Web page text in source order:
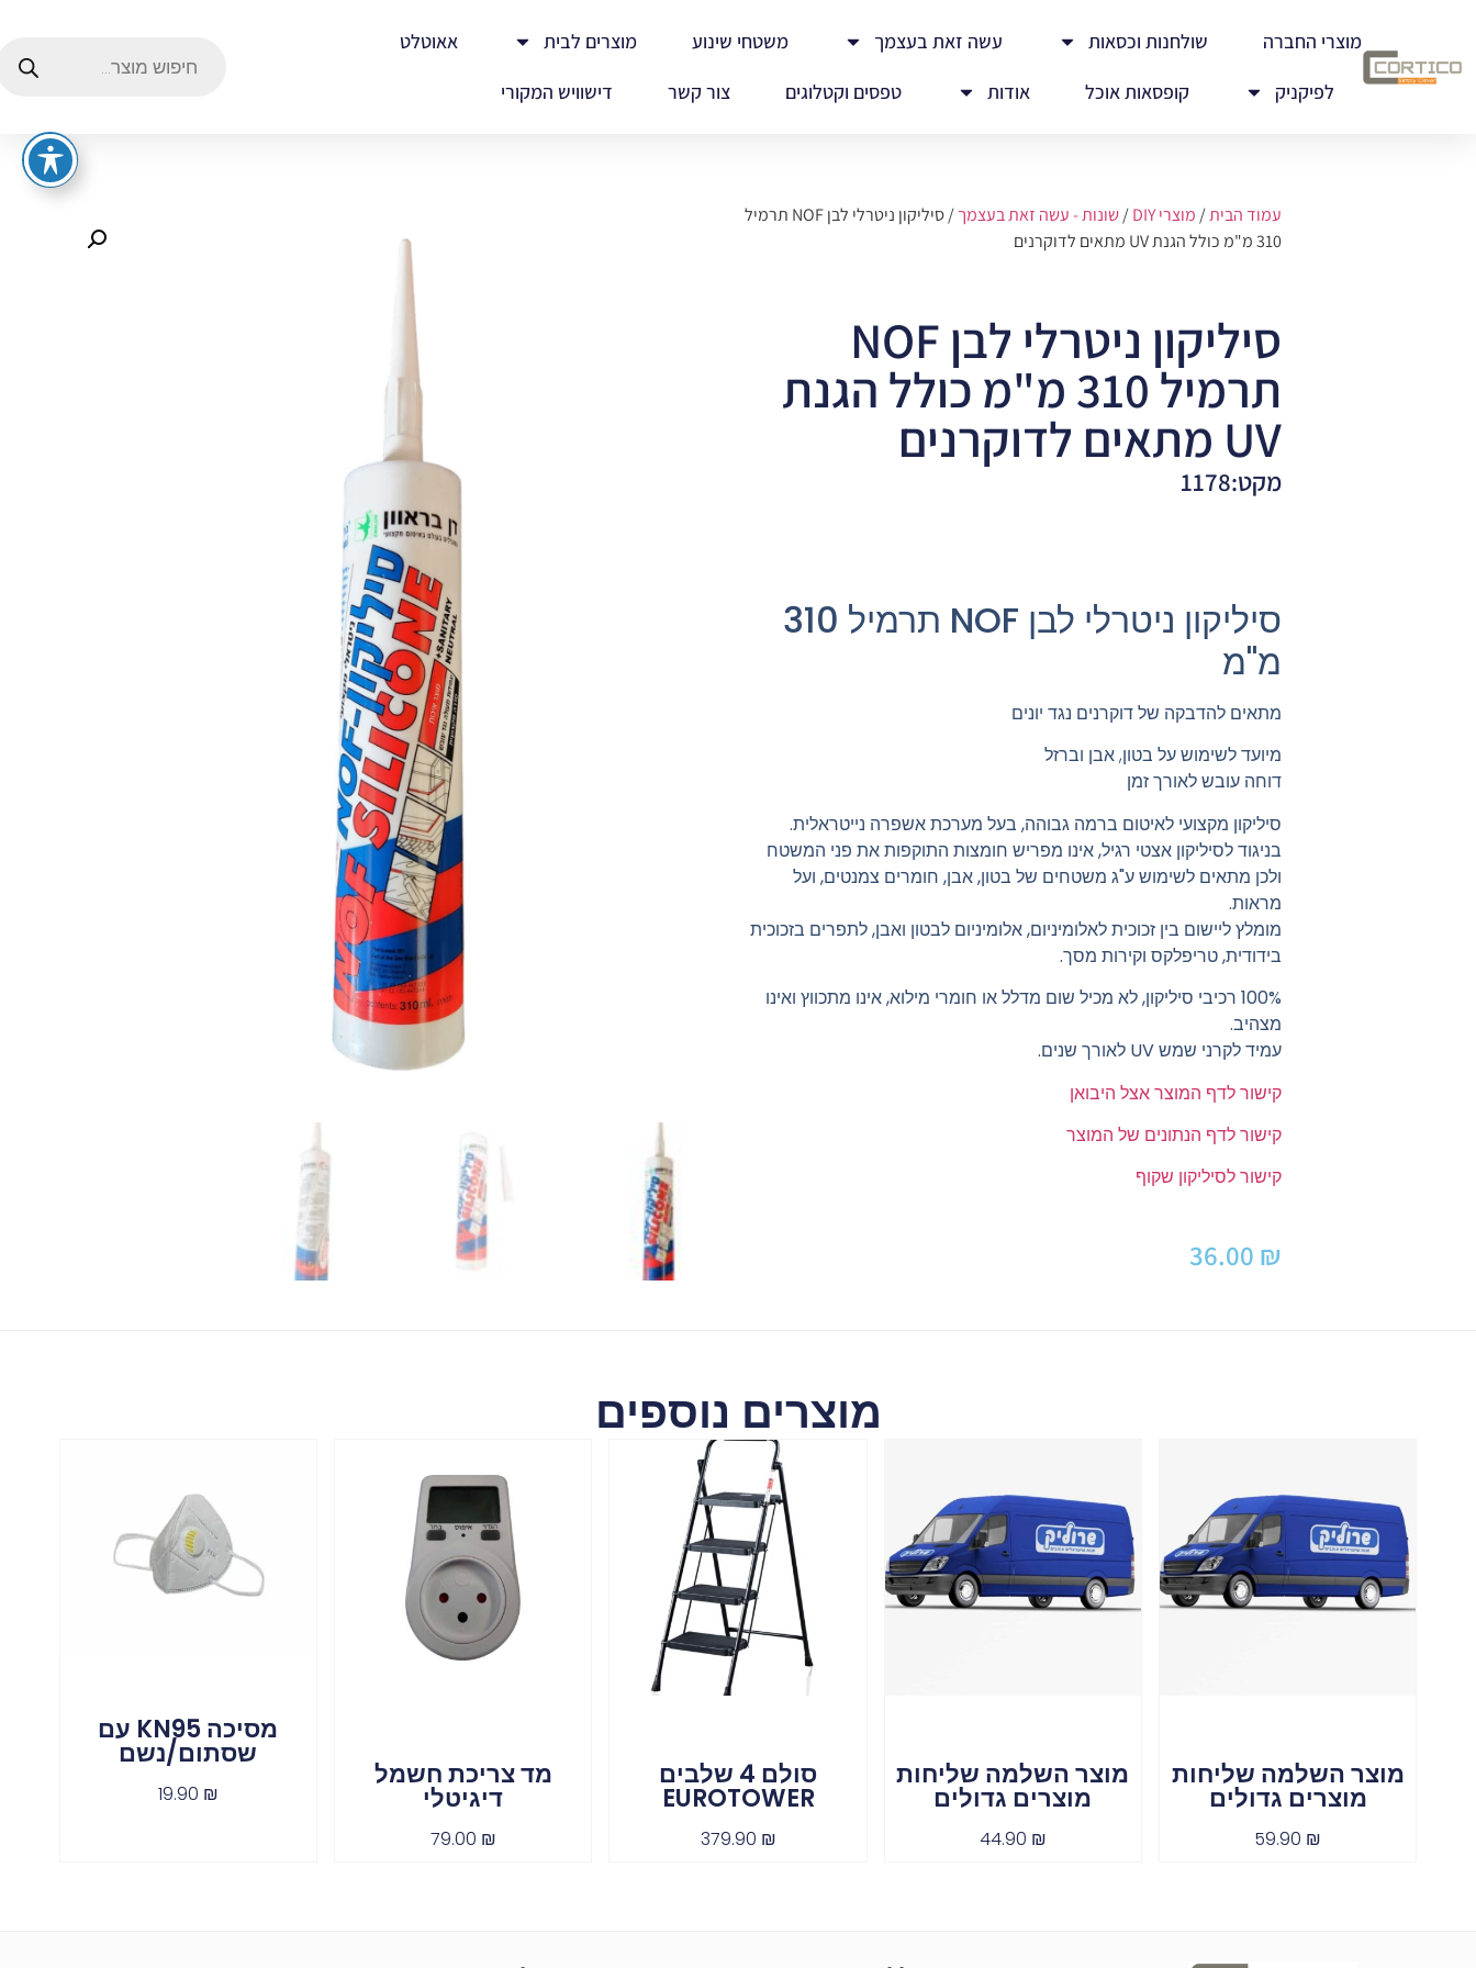
מוצרי החברה שולחנות וכסאות עשה זאת בעצמך משטחי שינוע מוצרים לבית
אאוטלט
לפיקניק
קופסאות אוכל אודות טפסים וקטלוגים צור קשר דישוויש המקורי
עמוד הבית/ מוצרי DIY /שונות - עשה זאת בעצמך
/ סיליקון ניטרלי לבן NOF תרמיל
310 מ"מ כולל הגנת UV מתאים לדוקרנים
סיליקון ניטרלי לבן NOF
תרמיל 310 מ"מ כולל הגנת
UV מתאים לדוקרנים
מקט:1178
סיליקון ניטרלי לבן NOF תרמיל 310
מ"מ
מתאים להדבקה של דוקרנים נגד יונים
מיועד לשימוש על בטון, אבן וברזל
דוחה עובש לאורך זמן
סיליקון מקצועי לאיטום ברמה גבוהה, בעל מערכת אשפרה נייטראלית.
בניגוד לסיליקון אצטי רגיל, אינו מפריש חומצות התוקפות את פני המשטח
ולכן מתאים לשימוש ע"ג משטחים של בטון, אבן, חומרים צמנטים, ועל
מראות.
מומלץ ליישום בין זכוכית לאלומיניום, אלומיניום לבטון ואבן, לתפרים בזכוכית
בידודית, טריפלקס וקירות מסך.
100% רכיבי סיליקון, לא מכיל שום מדלל או חומרי מילוא, אינו מתכווץ ואינו
מצהיב.
עמיד לקרני שמש UV לאורך שנים.
קישור לדף המוצר אצל היבואן
קישור לדף הנתונים של המוצר
קישור לסיליקון שקוף
36.00 ₪
מוצרים נוספים
מוצר השלמה שליחות
מוצרים גדולים
59.90 ₪
מוצר השלמה שליחות
מוצרים גדולים
44.90 ₪
סולם 4 שלבים
EUROTOWER
379.90 ₪
מד צריכת חשמל
דיגיטלי
79.00 ₪
מסיכה KN95 עם
שסתום/נשם
19.90 ₪